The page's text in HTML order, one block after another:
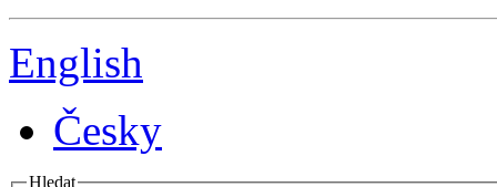
English
Česky
Hledat